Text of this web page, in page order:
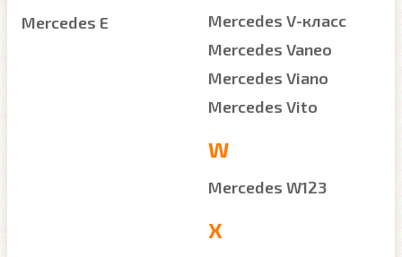
Mercedes E
Mercedes V-класс
Mercedes Vaneo
Mercedes Viano
Mercedes Vito
W
Mercedes W123
X